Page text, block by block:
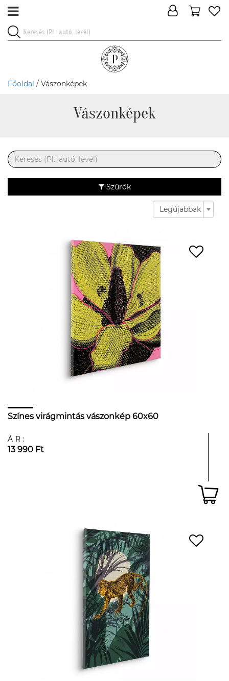
Főoldal / Vászonképek
Vászonképek
Szűrők
Legújabbak
Színes virágmintás vászonkép 60x60
ÁR:
13 990 Ft